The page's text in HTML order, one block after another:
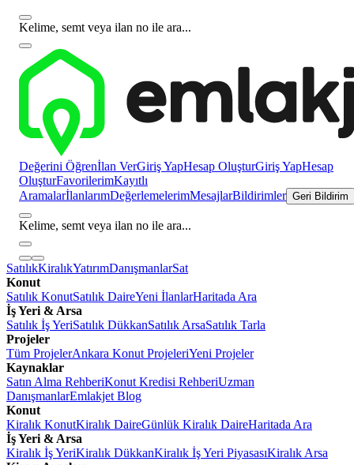
Kelime, semt veya ilan no ile ara...
Değerini Öğrenİlan VerGiriş YapHesap OluşturGiriş YapHesap
OluşturFavorilerimKayıtlı
AramalarİlanlarımDeğerlemelerimMesajlarBildirimler Geri Bildirim
Kelime, semt veya ilan no ile ara...
SatılıkKiralıkYatırımDanışmanlarSat
Konut
Satılık KonutSatılık DaireYeni İlanlarHaritada Ara
İş Yeri & Arsa
Satılık İş YeriSatılık DükkanSatılık ArsaSatılık Tarla
Projeler
Tüm ProjelerAnkara Konut ProjeleriYeni Projeler
Kaynaklar
Satın Alma RehberiKonut Kredisi RehberiUzman
DanışmanlarEmlakjet Blog
Konut
Kiralık KonutKiralık DaireGünlük Kiralık DaireHaritada Ara
İş Yeri & Arsa
Kiralık İş YeriKiralık DükkanKiralık İş Yeri PiyasasıKiralık Arsa